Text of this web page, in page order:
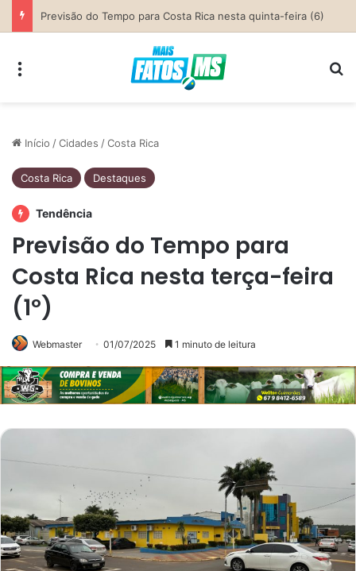
Parceria entre Costa Rica e Alcinópolis entrega ponte de concreto e fortalece infraestrutura na região das lavouras do Engano
Início /Cidades /Costa Rica
Costa Rica Destaques
Tendência
Previsão do Tempo para
Costa Rica nesta terça-feira
(1º)
Webmaster 01/07/2025 1 minuto de leitura